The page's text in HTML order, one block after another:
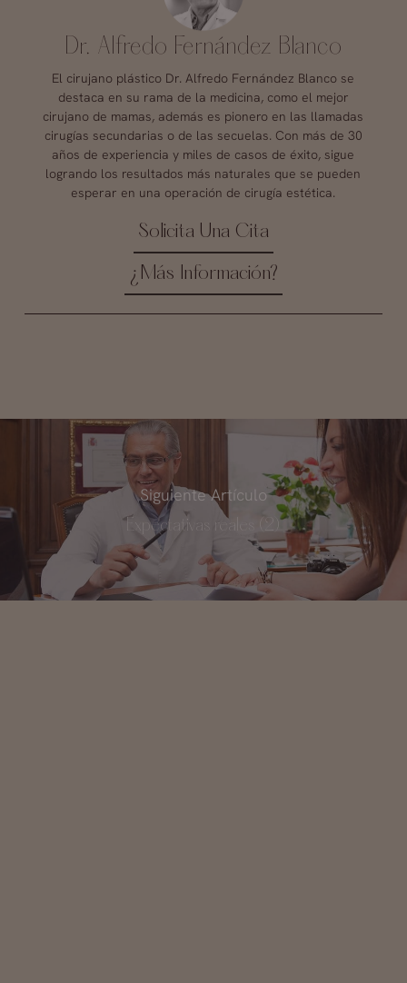
Dr. Alfredo Fernández Blanco
El cirujano plástico Dr. Alfredo Fernández Blanco se
destaca en su rama de la medicina, como el mejor
cirujano de mamas, además es pionero en las llamadas
cirugías secundarias o de las secuelas. Con más de 30
años de experiencia y miles de casos de éxito, sigue
logrando los resultados más naturales que se pueden
esperar en una operación de cirugía estética.
Solicita Una Cita
¿Más Información?
Siguiente Artículo
Expectativas reales (2)